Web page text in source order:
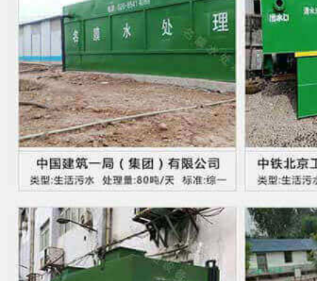
泸州（朱经理）5天前 182... 30吨生活污水处理设备合